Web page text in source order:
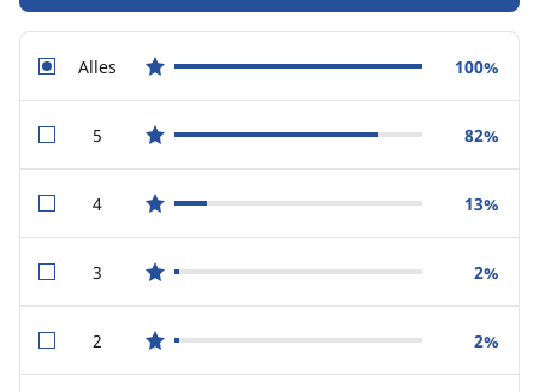
Allesstar reviews 100%
5star reviews 82%
4star reviews 13%
3star reviews 2%
2star reviews 2%